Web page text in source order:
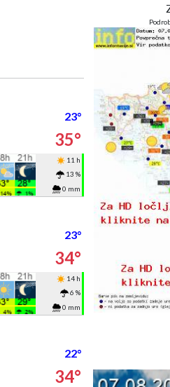
23°
35°
11 h
13 %
0 mm
23°
34°
14 h
6 %
0 mm
22°
34°